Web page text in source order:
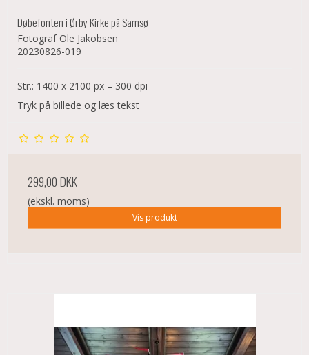
Døbefonten i Ørby Kirke på Samsø
Fotograf Ole Jakobsen
20230826-019
Str.: 1400 x 2100 px – 300 dpi
Tryk på billede og læs tekst
299,00 DKK
(ekskl. moms)
Vis produkt